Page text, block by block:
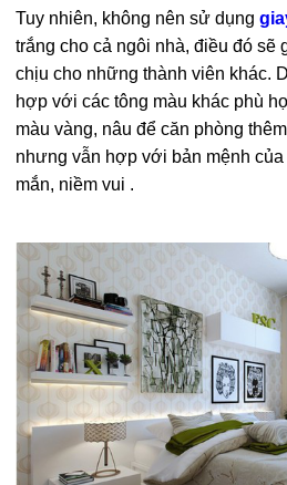
Tuy nhiên, không nên sử dụng
trắng cho cả ngôi nhà, điều đó sẽ
chịu cho những thành viên khác.
hợp với các tông màu khác phù
màu vàng, nâu để căn phòng
nhưng vẫn hợp với bản mệnh
mắn, niềm vui .